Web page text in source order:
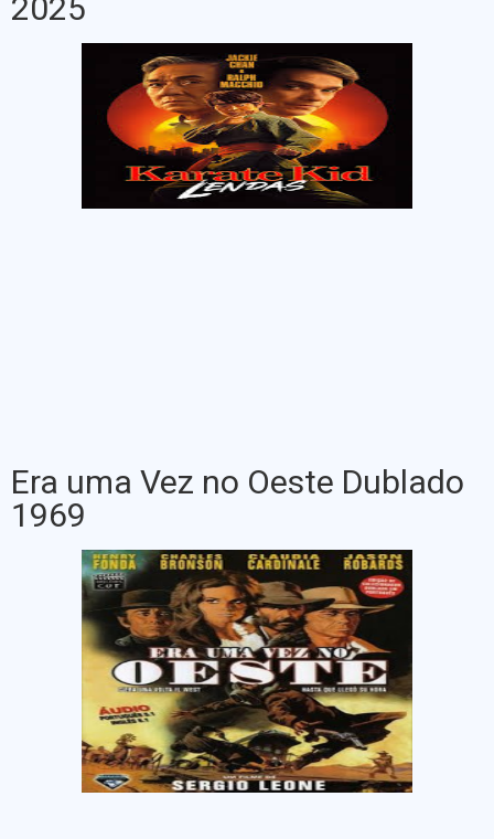
2025
Era uma Vez no Oeste Dublado
1969